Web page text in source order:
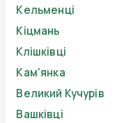
Кельменці
Кіцмань
Клішківці
Кам'янка
Великий Кучурів
Вашківці